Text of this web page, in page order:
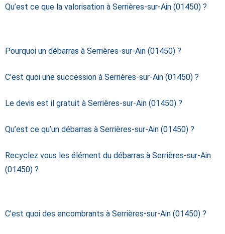
Qu’est ce que la valorisation à Serrières-sur-Ain (01450) ?
Pourquoi un débarras à Serrières-sur-Ain (01450) ?
C’est quoi une succession à Serrières-sur-Ain (01450) ?
Le devis est il gratuit à Serrières-sur-Ain (01450) ?
Qu’est ce qu’un débarras à Serrières-sur-Ain (01450) ?
Recyclez vous les élément du débarras à Serrières-sur-Ain
(01450) ?
C’est quoi des encombrants à Serrières-sur-Ain (01450) ?